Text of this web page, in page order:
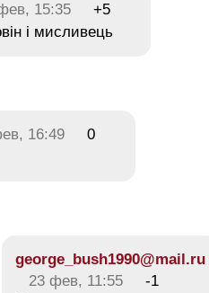
15:35
+5
і мисливець
16:49
0
george_bush1990@mail.ru
23 фев, 11:55
-1